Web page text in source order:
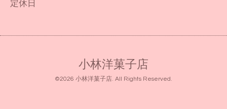
定休日
小林洋菓子店
©2026 小林洋菓子店. All Rights Reserved.